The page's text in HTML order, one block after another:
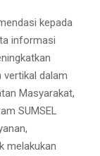
kepada
informasi
dalam
Masyarakat,
SUMSEL
melakukan